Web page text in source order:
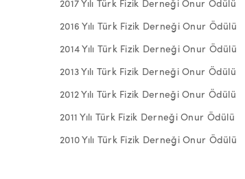
2017 Yılı Türk Fizik Derneği Onur Ödülü
2016 Yılı Türk Fizik Derneği Onur Ödülü
2014 Yılı Türk Fizik Derneği Onur Ödülü
2013 Yılı Türk Fizik Derneği Onur Ödülü
2012 Yılı Türk Fizik Derneği Onur Ödülü
2011 Yılı Türk Fizik Derneği Onur Ödülü
2010 Yılı Türk Fizik Derneği Onur Ödülü